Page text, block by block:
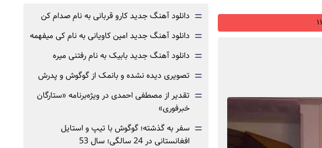
= دانلود آهنگ جدید کارو قربانی به نام صدام کن
= دانلود آهنگ جدید امین کاویانی به نام کی میفهمه
= دانلود آهنگ جدید بابیک به نام رفتنی میره
= تصویری دیده نشده و بانمک از گوگوش و پدرش
= تقدیر از مصطفی احمدی در ویژه‌برنامه «ستارگان
خبرفوری»
= سفر به گذشته؛ گوگوش با تیپ و استایل
افغانستانی در 24 سالگی؛ سال 53